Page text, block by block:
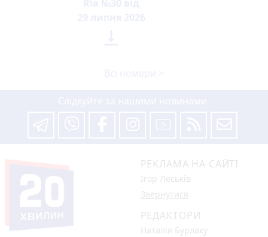
РЕКЛАМА НА САЙТІ
Ігор Леськів
Звернутися
РЕДАКТОРИ
Наталія Бурлаку